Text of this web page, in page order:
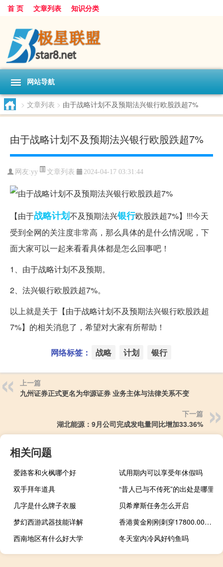
首 页 文章列表 知识分类
网站导航
> 文章列表 > 由于战略计划不及预期法兴银行欧股跌超7%
由于战略计划不及预期法兴银行欧股跌超7%
网友:yy 文章列表 2024-04-17 03:31:44
【由于战略计划不及预期法兴银行欧股跌超7%】!!!今天
受到全网的关注度非常高，那么具体的是什么情况呢，下
面大家可以一起来看看具体都是怎么回事吧！
1、由于战略计划不及预期。
2、法兴银行欧股跌超7%。
以上就是关于【由于战略计划不及预期法兴银行欧股跌超
7%】的相关消息了，希望对大家有所帮助！
网络标签： 战略 计划 银行
上一篇
九州证券正式更名为华源证券 业务主体与法律关系不变
下一篇
湖北能源：9月公司完成发电量同比增加33.36%
相关问题
爱路客和火枫哪个好
试用期内可以享受年休假吗
双手拜年道具
“昔人已与不传死”的出处是哪里
几字是什么牌子衣服
贝希摩斯任务怎么开启
梦幻西游武器技能详解
香港黄金刚刚刺穿17800.00港元/司马两关口最新报17800.04港元/司马两日图涨0.54%
西南地区有什么好大学
冬天室内冷风好钓鱼吗